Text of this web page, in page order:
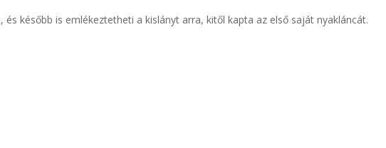
később is emlékeztetheti a kislányt arra, kitől kapta az első saját nyakláncát.